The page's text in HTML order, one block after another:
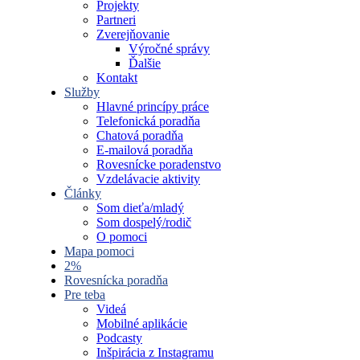
Projekty
Partneri
Zverejňovanie
Výročné správy
Ďalšie
Kontakt
Služby
Hlavné princípy práce
Telefonická poradňa
Chatová poradňa
E-mailová poradňa
Rovesnícke poradenstvo
Vzdelávacie aktivity
Články
Som dieťa/mladý
Som dospelý/rodič
O pomoci
Mapa pomoci
2%
Rovesnícka poradňa
Pre teba
Videá
Mobilné aplikácie
Podcasty
Inšpirácia z Instagramu